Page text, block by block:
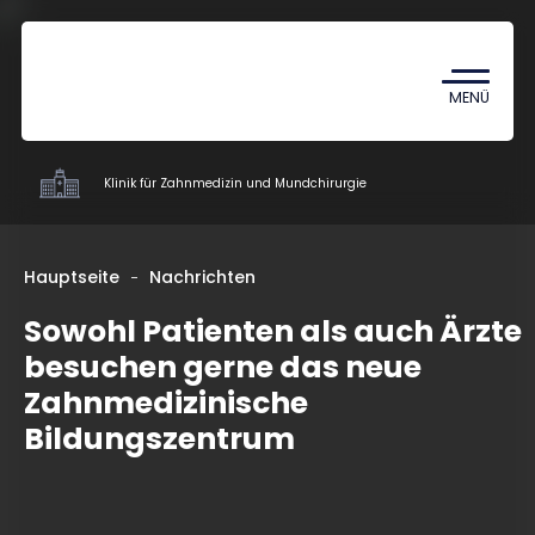
MENÜ
Coronavirus
Kliniken
Ausbildung
Forschung
Mitarbeiter
Über uns
Klinik für Zahnmedizin und Mundchirurgie
Hauptseite Nachrichten
Sowohl Patienten als auch Ärzte
besuchen gerne das neue
Zahnmedizinische
Bildungszentrum